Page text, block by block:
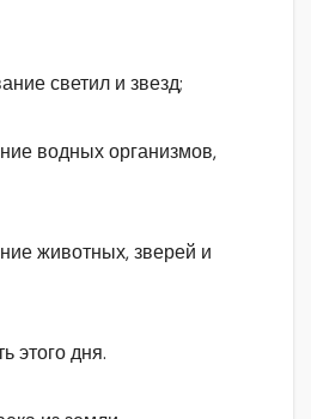
светил и звезд;
водных организмов,
животных, зверей и
этого дня.